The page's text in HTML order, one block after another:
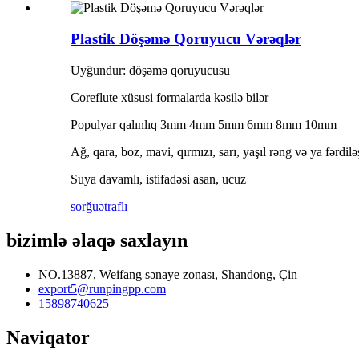
Plastik Döşəmə Qoruyucu Vərəqlər
Uyğundur: döşəmə qoruyucusu
Coreflute xüsusi formalarda kəsilə bilər
Populyar qalınlıq 3mm 4mm 5mm 6mm 8mm 10mm
Ağ, qara, boz, mavi, qırmızı, sarı, yaşıl rəng və ya
Suya davamlı, istifadəsi asan, ucuz
sorğuətraflı
bizimlə əlaqə saxlayın
NO.13887, Weifang sənaye zonası, Shandong, Çin
export5@runpingpp.com
15898740625
Naviqator